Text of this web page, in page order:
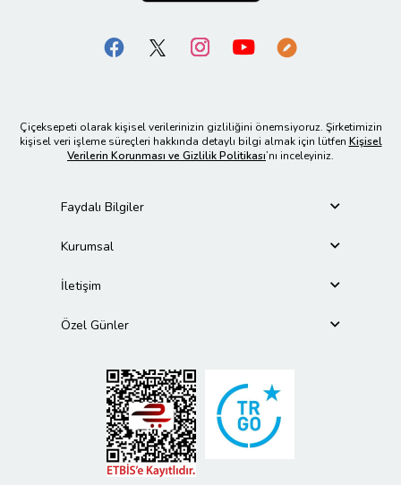
Çiçeksepeti olarak kişisel verilerinizin gizliliğini önemsiyoruz. Şirketimizin
kişisel veri işleme süreçleri hakkında detaylı bilgi almak için lütfen Kişisel
Verilerin Korunması ve Gizlilik Politikası’nı inceleyiniz.
Faydalı Bilgiler
Kurumsal
İletişim
Özel Günler